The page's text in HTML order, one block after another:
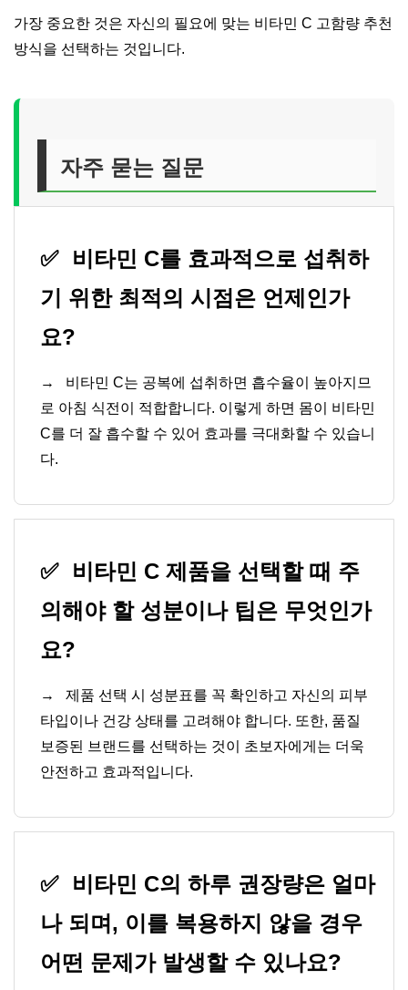
가장 중요한 것은 자신의 필요에 맞는 비타민 C 고함량 추천
방식을 선택하는 것입니다.
자주 묻는 질문
✅
비타민 C를 효과적으로 섭취하
기 위한 최적의 시점은 언제인가
요?
→
비타민 C는 공복에 섭취하면 흡수율이 높아지므
로 아침 식전이 적합합니다. 이렇게 하면 몸이 비타민
C를 더 잘 흡수할 수 있어 효과를 극대화할 수 있습니
다.
✅
비타민 C 제품을 선택할 때 주
의해야 할 성분이나 팁은 무엇인가
요?
→
제품 선택 시 성분표를 꼭 확인하고 자신의 피부
타입이나 건강 상태를 고려해야 합니다. 또한, 품질
보증된 브랜드를 선택하는 것이 초보자에게는 더욱
안전하고 효과적입니다.
✅
비타민 C의 하루 권장량은 얼마
나 되며, 이를 복용하지 않을 경우
어떤 문제가 발생할 수 있나요?